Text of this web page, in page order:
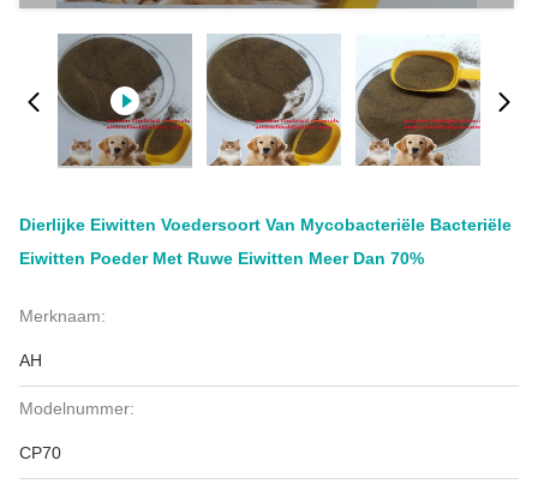
Dierlijke Eiwitten Voedersoort Van Mycobacteriële Bacteriële
Eiwitten Poeder Met Ruwe Eiwitten Meer Dan 70%
Merknaam:
AH
Modelnummer:
CP70